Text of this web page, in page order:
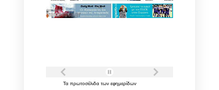
Τα πρωτοσέλιδα των εφημερίδων